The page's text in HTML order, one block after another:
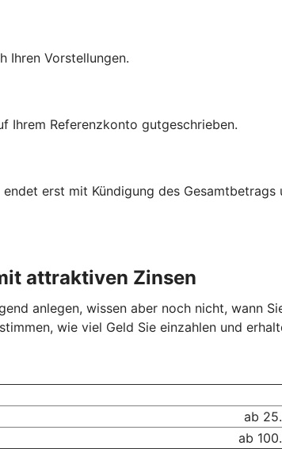
Ihren Vorstellungen.
Ihrem Referenzkonto gutgeschrieben.
erst mit Kündigung des Gesamtbetrags
attraktiven Zinsen
anlegen, wissen aber noch nicht, wann
wie viel Geld Sie einzahlen und
ab
ab